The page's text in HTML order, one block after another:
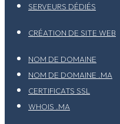
SERVEURS DÉDIÉS
CRÉATION DE SITE WEB
NOM DE DOMAINE
NOM DE DOMAINE .MA
CERTIFICATS SSL
WHOIS .MA